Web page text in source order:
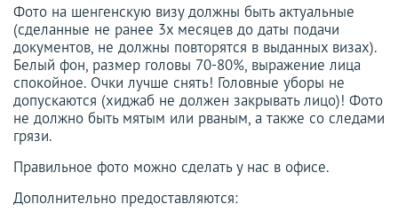
Фото на шенгенскую визу должны быть актуальные
(сделанные не ранее 3х месяцев до даты подачи
документов, не должны повторятся в выданных визах).
Белый фон, размер головы 70-80%, выражение лица
спокойное. Очки лучше снять! Головные уборы не
допускаются (хиджаб не должен закрывать лицо)! Фото
не должно быть мятым или рваным, а также со следами
грязи.
Правильное фото можно сделать у нас в офисе.
Дополнительно предоставляются: